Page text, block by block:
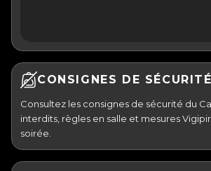
CONSIGNES DE SÉCURITÉ
Consultez les consignes de sécurité du
interdits, règles en salle et mesures
soirée.